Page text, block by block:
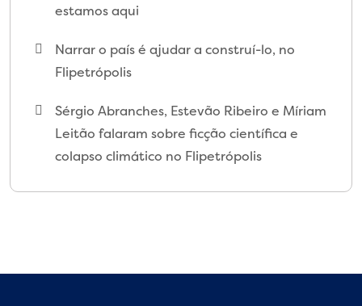
estamos aqui
Narrar o país é ajudar a construí-lo, no
Flipetrópolis
Sérgio Abranches, Estevão Ribeiro e Míriam
Leitão falaram sobre ficção científica e
colapso climático no Flipetrópolis